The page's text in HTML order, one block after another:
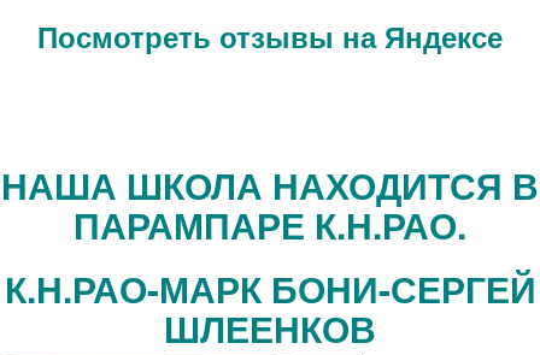
Посмотреть отзывы на Яндексе
НАША ШКОЛА НАХОДИТСЯ В
ПАРАМПАРЕ К.Н.РАО.
К.Н.РАО-МАРК БОНИ-СЕРГЕЙ
ШЛЕЕНКОВ